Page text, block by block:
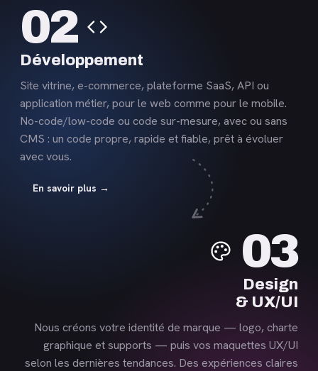
Site vitrine, e-commerce, plateforme SaaS, API ou
application métier, pour le web comme pour le mobile.
No-code/low-code ou code sur-mesure, avec ou sans
CMS : un code propre, rapide et fiable, prêt à évoluer
avec vous.
En savoir plus →
plus
Développement
02
03
Design
& UX/UI
savoir
plus
Nous créons votre identité de marque — logo, charte
graphique et supports — puis vos maquettes UX/UI
selon les dernières tendances. Des expériences claires